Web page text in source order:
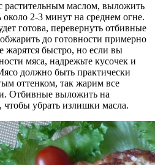
растительным маслом, выложить
2-3 минут на среднем огне.
готова, перевернуть отбивные
до готовности примерно
жарятся быстро, но если вы
мяса, надрежьте кусочек и
должно быть практически
оттенком, так жарим все
Отбивные выложить на
убрать излишки масла.